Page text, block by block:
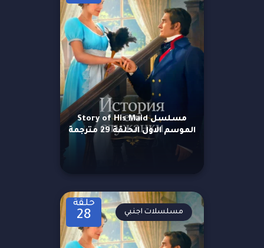
مسلسل Story of His Maid
الموسم الاول الحلقة 29 مترجمة
حلقة
28 مسلسلات اجنبي